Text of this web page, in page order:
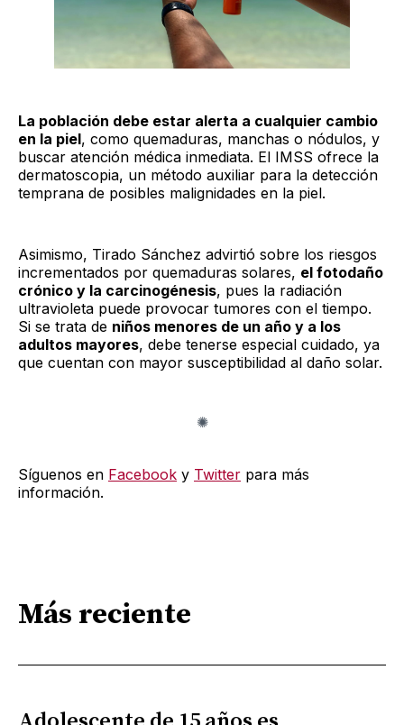
La población debe estar alerta a cualquier cambio
en la piel, como quemaduras, manchas o nódulos, y
buscar atención médica inmediata. El IMSS ofrece la
dermatoscopia, un método auxiliar para la detección
temprana de posibles malignidades en la piel.
Asimismo, Tirado Sánchez advirtió sobre los riesgos
incrementados por quemaduras solares, el fotodaño
crónico y la carcinogénesis, pues la radiación
ultravioleta puede provocar tumores con el tiempo.
Si se trata de niños menores de un año y a los
adultos mayores, debe tenerse especial cuidado, ya
que cuentan con mayor susceptibilidad al daño solar.
Síguenos en Facebook y Twitter para más
información.
Más reciente